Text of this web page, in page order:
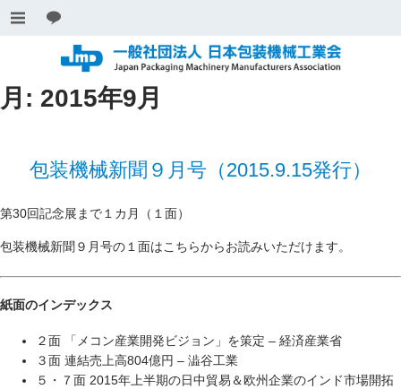
月: 2015年9月
包装機械新聞９月号（2015.9.15発行）
第30回記念展まで１カ月（１面）
包装機械新聞９月号の１面はこちらからお読みいただけます。
紙面のインデックス
２面 「メコン産業開発ビジョン」を策定 – 経済産業省
３面 連結売上高804億円 – 澁谷工業
５・７面 2015年上半期の日中貿易＆欧州企業のインド市場開拓